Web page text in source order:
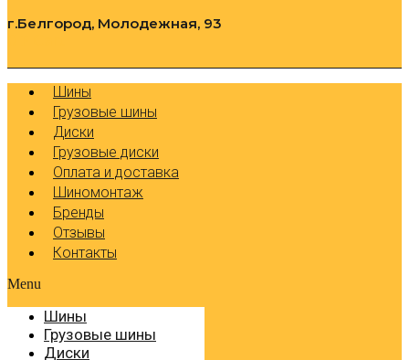
г.Белгород, Молодежная, 93
Шины
Грузовые шины
Диски
Грузовые диски
Оплата и доставка
Шиномонтаж
Бренды
Отзывы
Контакты
Menu
Шины
Грузовые шины
Диски